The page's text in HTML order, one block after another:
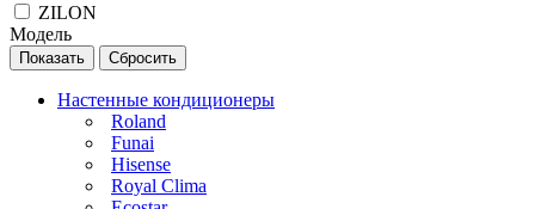
ZILON
Модель
Сбросить
Настенные кондиционеры
Roland
Funai
Hisense
Royal Clima